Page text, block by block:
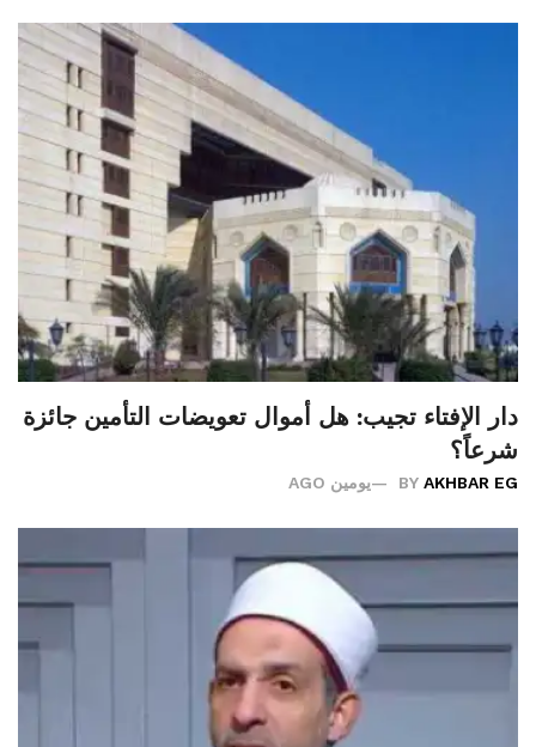
دار الإفتاء تجيب: هل أموال تعويضات التأمين جائزة
شرعاً؟
BY AKHBAR EG يومين AGO